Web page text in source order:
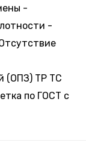
- +
- +
-
-
(ОПЗ) ТР ТС
по ГОСТ с